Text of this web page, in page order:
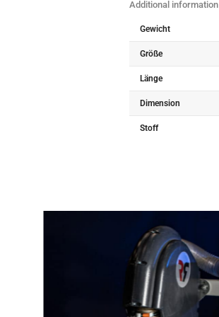
Additional information
Gewicht
Größe
Länge
Dimension
Stoff